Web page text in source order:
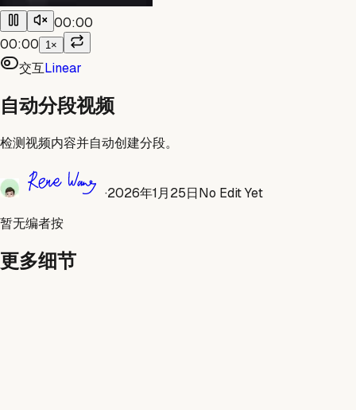
00:00
00:00
1×
交互Linear
自动分段视频
检测视频内容并自动创建分段。
·2026年1月25日No Edit Yet
暂无编者按
更多细节